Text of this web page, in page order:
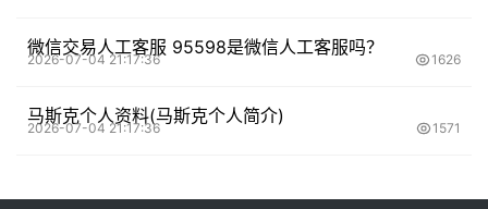
微信交易人工客服 95598是微信人工客服吗？
2026-07-04 21:17:36 1626
马斯克个人资料(马斯克个人简介)
2026-07-04 21:17:36 1571